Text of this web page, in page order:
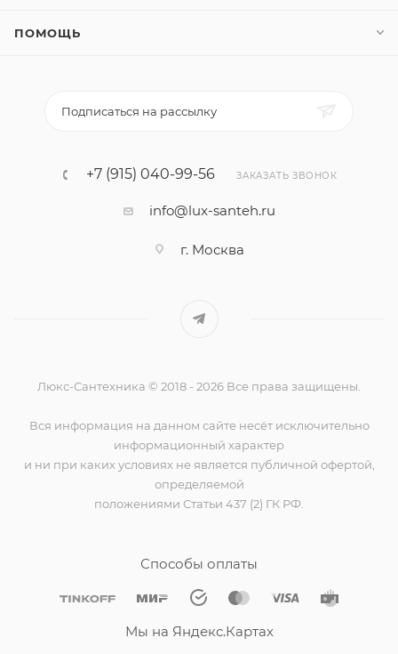
ПОМОЩЬ
Подписаться на рассылку
+7 (915) 040-99-56 ЗАКАЗАТЬ ЗВОНОК
info@lux-santeh.ru
г. Москва
Люкс-Сантехника © 2018 - 2026 Все права защищены.
Вся информация на данном сайте несёт исключительно
информационный характер
и ни при каких условиях не является публичной офертой,
определяемой
положениями Статьи 437 (2) ГК РФ.
Способы оплаты
Мы на Яндекс.Картах